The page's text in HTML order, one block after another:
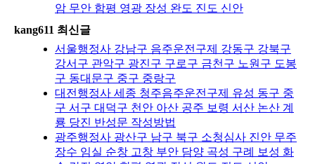
암 무안 함평 영광 장성 완도 진도 신안
kang611 최신글
서울행정사 강남구 음주운전구제 강동구 강북구
강서구 관악구 광진구 구로구 금천구 노원구 도봉
구 동대문구 중구 중랑구
대전행정사 세종 청주음주운전구제 유성 동구 중
구 서구 대덕구 천안 아산 공주 보령 서산 논산 계
룡 당진 반성문 작성방법
광주행정사 광산구 남구 북구 소청심사 진안 무주
장수 임실 순창 고창 부안 담양 곡성 구례 보성 화